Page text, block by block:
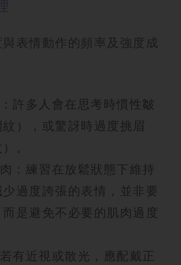
表情動作的頻率及強度成
許多人會在思考時慣性皺
），或驚訝時過度挑眉
。
：練習在放鬆狀態下維持
過度誇張的表情，並非要
是避免不必要的肌肉過度
有近視或散光，應配戴正